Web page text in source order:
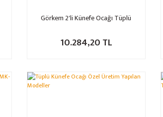
Görkem 2'li Künefe Ocağı Tüplü
10.284,20 TL